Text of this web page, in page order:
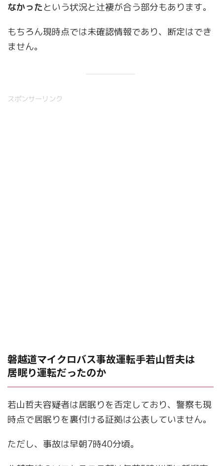
なかったという状況と辻褄が合う部分もあります。
もちろん現時点では未確認情報であり、断定はでき
ません。
スポンサーリンク
磐越道マイクロバス事故運転手若山哲夫は
居眠り運転だったのか
若山哲夫容疑者は居眠りを否定しており、警察も現
時点で居眠りを裏付ける証拠は公表していません。
ただし、事故は早朝7時40分頃。